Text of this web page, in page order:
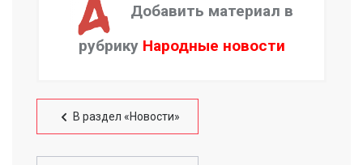
Добавить материал в
рубрику Народные новости
В раздел «Новости»